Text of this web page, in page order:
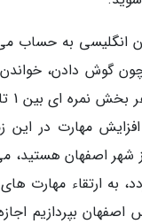
گوش دادن،
مهارت در
اصفهان هستید،
به ارتقاء مهارت
اصفهان